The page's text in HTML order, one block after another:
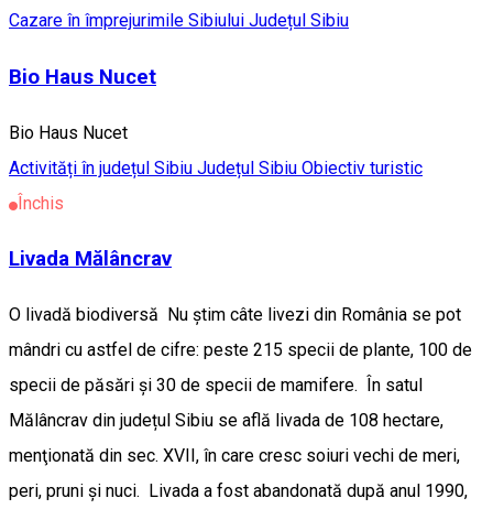
Cazare în împrejurimile Sibiului Județul Sibiu
Bio Haus Nucet
Bio Haus Nucet
Activități în județul Sibiu Județul Sibiu Obiectiv turistic
Închis
Livada Mălâncrav
O livadă biodiversă Nu știm câte livezi din România se pot
mândri cu astfel de cifre: peste 215 specii de plante, 100 de
specii de păsări şi 30 de specii de mamifere. În satul
Mălâncrav din județul Sibiu se află livada de 108 hectare,
menţionată din sec. XVII, în care cresc soiuri vechi de meri,
peri, pruni şi nuci. Livada a fost abandonată după anul 1990,